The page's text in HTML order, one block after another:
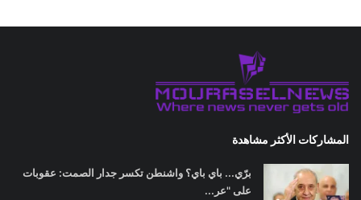
المشاركات الأكثر مشاهدة
برّي... باي باي؟ واشنطن تكسر جدار الصمت: عقوبات
على "عر...